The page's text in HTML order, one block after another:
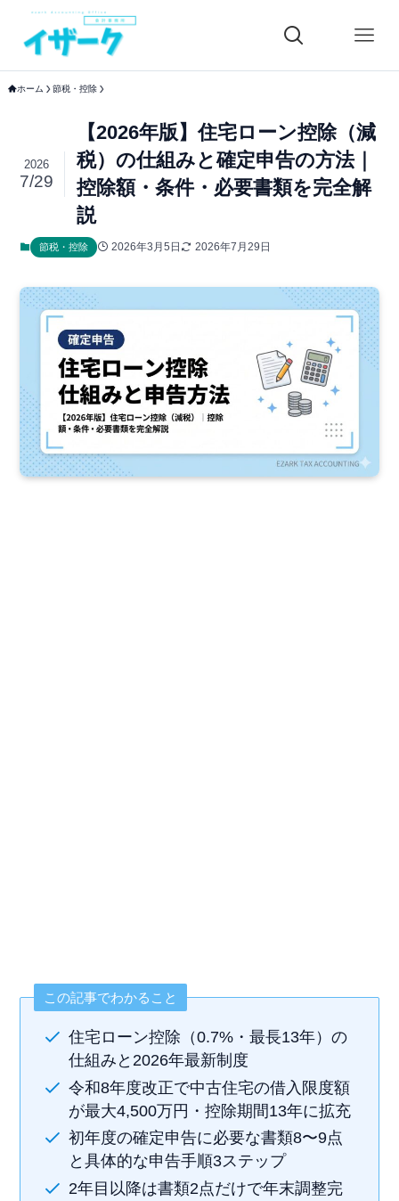
ホーム 節税・控除
【2026年版】住宅ローン控除（減
税）の仕組みと確定申告の方法｜
控除額・条件・必要書類を完全解
説
2026
7/29
節税・控除 2026年3月5日 2026年7月29日
この記事でわかること
住宅ローン控除（0.7%・最長13年）の
仕組みと2026年最新制度
令和8年度改正で中古住宅の借入限度額
が最大4,500万円・控除期間13年に拡充
初年度の確定申告に必要な書類8〜9点
と具体的な申告手順3ステップ
2年目以降は書類2点だけで年末調整完